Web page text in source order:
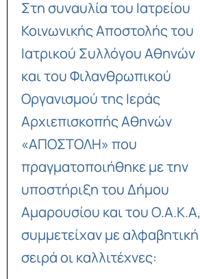
Στη συναυλία του Ιατρείου
Κοινωνικής Αποστολής του
Ιατρικού Συλλόγου Αθηνών
και του Φιλανθρωπικού
Οργανισμού της Ιεράς
Αρχιεπισκοπής Αθηνών
«ΑΠΟΣΤΟΛΗ» που
πραγματοποιήθηκε με την
υποστήριξη του Δήμου
Αμαρουσίου και του Ο.Α.Κ.Α,
συμμετείχαν με αλφαβητική
σειρά οι καλλιτέχνες: